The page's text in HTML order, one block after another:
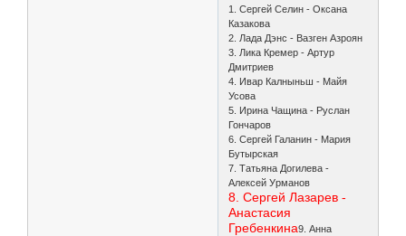
1. Сергей Селин - Оксана
Казакова
2. Лада Дэнс - Вазген Азроян
3. Лика Кремер - Артур
Дмитриев
4. Ивар Калныньш - Майя
Усова
5. Ирина Чащина - Руслан
Гончаров
6. Сергей Галанин - Мария
Бутырская
7. Татьяна Догилева -
Алексей Урманов
8. Сергей Лазарев -
Анастасия
Гребенкина9. Анна